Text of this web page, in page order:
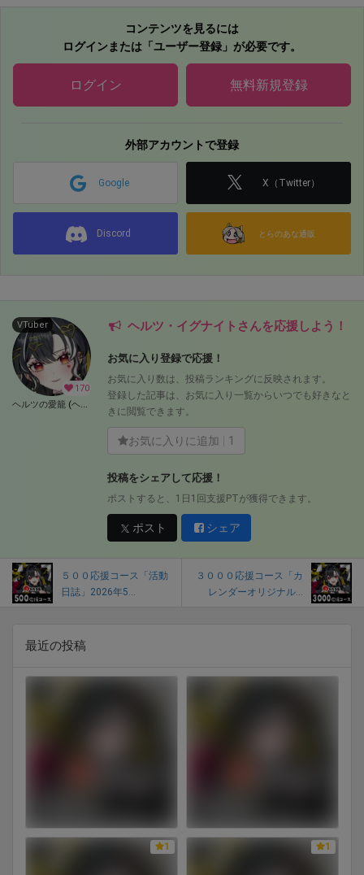
コンテンツを見るには
ログインまたは「ユーザー登録」が必要です。
ログイン 無料新規登録
外部アカウントで登録
Google X（Twitter）
Discord とらのあな通販
170
VTuber
ヘルツの愛籠 (ヘルツ・イグナイト)
ヘルツ・イグナイトさんを応援しよう！
お気に入り登録で応援！
お気に入り数は、投稿ランキングに反映されます。
登録した記事は、お気に入り一覧からいつでも好きなと
きに閲覧できます。
お気に入りに追加 1
投稿をシェアして応援！
ポストすると、1日1回支援PTが獲得できます。
ポスト シェア
５００応援コース「活動
日誌」2026年5...
３０００応援コース「カ
レンダーオリジナル...
最近の投稿
1 1